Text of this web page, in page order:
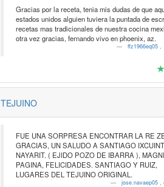
Gracias por la receta, tenia mis dudas de que
estados unidos alguien tuviera la puntada de
recetas mas tradicionales de nuestra cocina
otra vez gracias, fernando vivo en phoenix, az.
ffz1966eq05,
TEJUINO
FUE UNA SORPRESA ENCONTRAR LA RE ZETA,
GRACIAS, UN SALUDO A SANTIAGO IXCUINTLA,
NAYARIT. ( EJIDO POZO DE IBARRA ), MAGNIFICA
PAGINA, FELICIDADES. SANTIAGO Y RUIZ,
LUGARES DEL TEJUINO ORIGINAL.
jose.navaep05,